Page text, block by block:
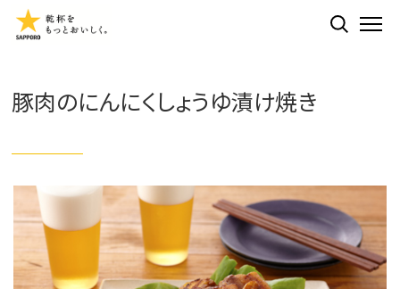
検索する
豚肉のにんにくしょうゆ漬け焼き